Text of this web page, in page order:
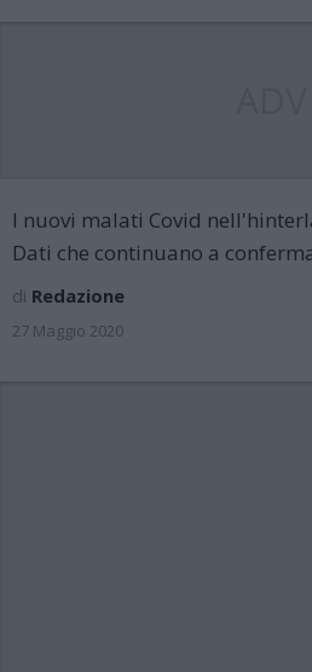
I nuovi malati Covid
Dati che continuano a
di Redazione
27 Maggio 2020